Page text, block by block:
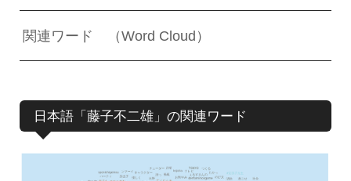
関連ワード （Word Cloud）
日本語「藤子不二雄」の関連ワード